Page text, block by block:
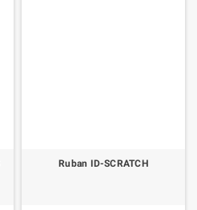
Ruban ID-SCRATCH